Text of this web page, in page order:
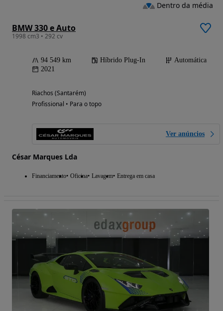
BMW 330 e Auto
1998 cm3 • 292 cv
94 549 km Híbrido Plug-In
Automática
2021
Riachos (Santarém)
Profissional • Para o topo
Ver anúncios
César Marques Lda
Financiamento Oficina Lavagem Entrega em casa
Dentro da média